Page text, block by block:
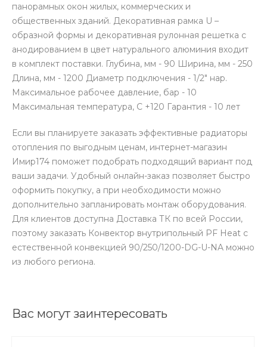
панорамных окон жилых, коммерческих и
общественных зданий. Декоративная рамка U –
образной формы и декоративная рулонная решетка с
анодированием в цвет натурального алюминия входит
в комплект поставки. Глубина, мм - 90 Ширина, мм - 250
Длина, мм - 1200 Диаметр подключения - 1/2" нар.
Максимальное рабочее давление, бар - 10
Максимальная температура, С +120 Гарантия - 10 лет
Если вы планируете заказать эффективные радиаторы
отопления по выгодным ценам, интернет-магазин
Имир174 поможет подобрать подходящий вариант под
ваши задачи. Удобный онлайн-заказ позволяет быстро
оформить покупку, а при необходимости можно
дополнительно запланировать монтаж оборудования.
Для клиентов доступна Доставка ТК по всей России,
поэтому заказать Конвектор внутрипольный PF Heat с
естественной конвекцией 90/250/1200-DG-U-NA можно
из любого региона.
Вас могут заинтересовать